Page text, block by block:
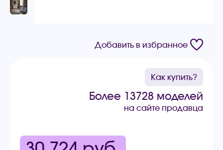
Добавить в избранное
Как купить?
Более 13728 моделей
на сайте продавца